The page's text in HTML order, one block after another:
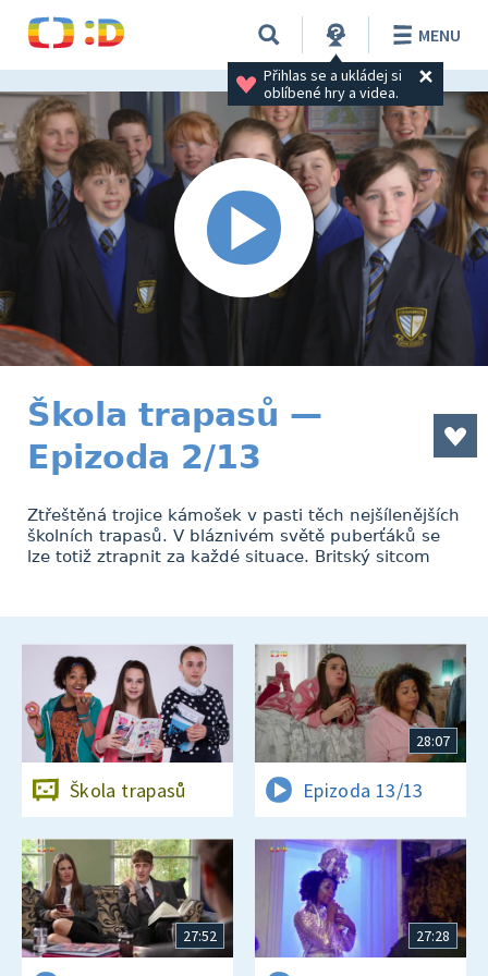
Přihlas se a ukládej si
oblíbené hry a videa.
MENU
Škola trapasů —
Epizoda 2/13
Ztřeštěná trojice kámošek v pasti těch nejšílenějších
školních trapasů. V bláznivém světě puberťáků se
lze totiž ztrapnit za každé situace. Britský sitcom
Škola trapasů
28:07
Epizoda 13/13
27:52 27:28